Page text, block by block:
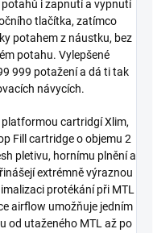
i zapnutí a vypnutí
tlačítka, zatímco
potahem z náustku, bez
potahu. Vylepšené
999 potažení a dá ti tak
návycích.
cartridgí Xlim,
Fill cartridge o objemu 2
pletivu, hornímu plnění a
extrémně výraznou
protékání při MTL
airflow umožňuje jedním
od utaženého MTL až po